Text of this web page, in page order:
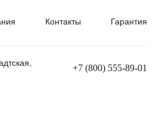
Контакты Гарантия
+7 (800) 555-89-01